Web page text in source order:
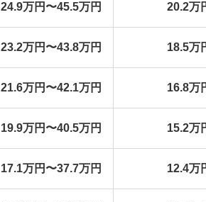
24.9万円〜45.5万円 20.2万
23.2万円〜43.8万円 18.5万
21.6万円〜42.1万円 16.8万
19.9万円〜40.5万円 15.2万
17.1万円〜37.7万円 12.4万